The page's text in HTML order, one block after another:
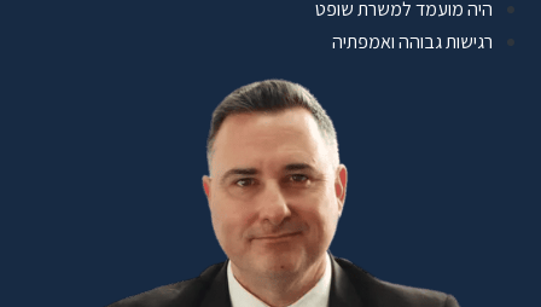
היה מועמד למשרת שופט
רגישות גבוהה ואמפתיה